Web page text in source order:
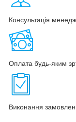
Консультація
Оплата будь-яким
Виконання